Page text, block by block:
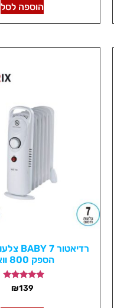
הוספה לסל
הספק 800 וואט
דורג
5.00
₪139